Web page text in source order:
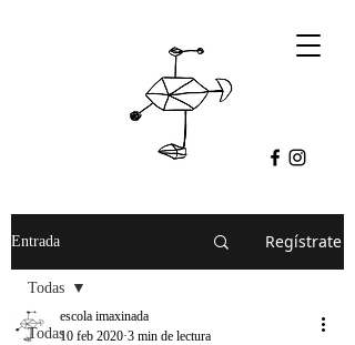
Entrada Regístrate
Todas
Todas
escola imaxinada
10 feb 2020 3 min de lectura